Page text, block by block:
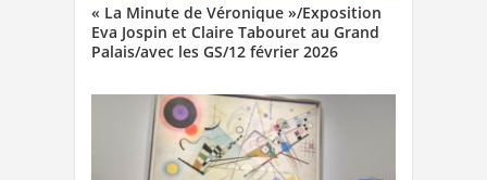
« La Minute de Véronique »/Exposition
Eva Jospin et Claire Tabouret au Grand
Palais/avec les GS/12 février 2026